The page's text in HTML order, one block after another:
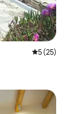
レビュー
5 (25)